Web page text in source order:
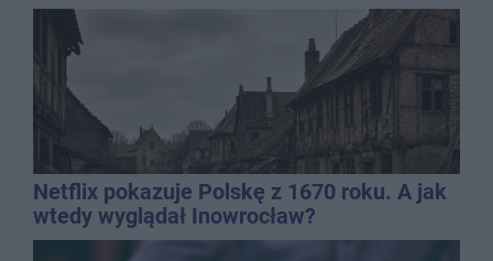
Netflix pokazuje Polskę z 1670 roku. A jak
wtedy wyglądał Inowrocław?